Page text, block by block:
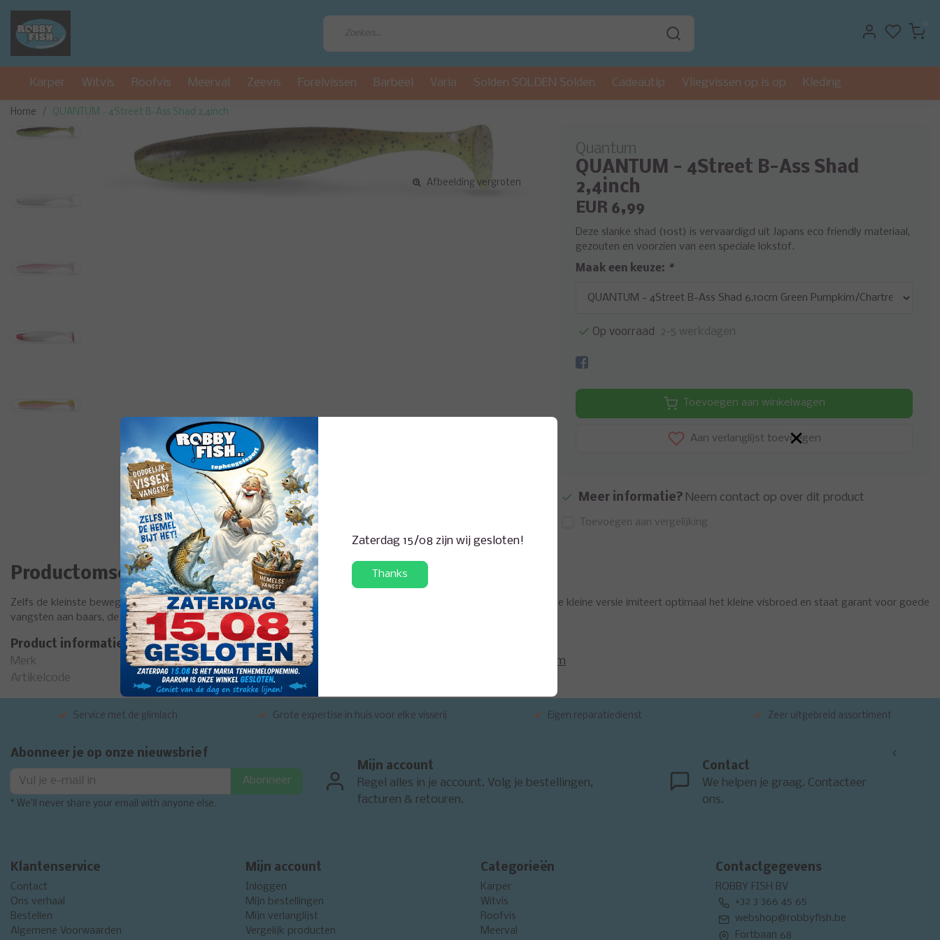
0
Karper Witvis Roofvis Meerval Zeevis Forelvissen Barbeel Varia Solden SOLDEN Solden Cadeautip Vliegvissen op is op Kleding
Home QUANTUM - 4Street B-Ass Shad 2,4inch
Afbeelding vergroten
Quantum
QUANTUM - 4Street B-Ass Shad
2,4inch
EUR 6,99
Deze slanke shad (10st) is vervaardigd uit Japans eco friendly materiaal,
gezouten en voorzien van een speciale lokstof.
Maak een keuze: *
Op voorraad 2-5 werkdagen
Toevoegen aan winkelwagen
Aan verlanglijst toevoegen
Meer informatie? Neem contact op over dit product
Toevoegen aan vergelijking
Productomschrijving
Zelfs de kleinste bewegingen en een geringe hoeveelheid stroming laten dit kunstaas (10st) al verleidelijk bewegen. De kleine versie imiteert optimaal het kleine visbroed en staat garant voor goede
vangsten aan baars, de grotere versie is geschikt voor het vissen op baars en snoekbaars.
Product informatie
Merk
Quantum
Artikelcode
Service met de glimlach Grote expertise in huis voor elke visserij Eigen reparatiedienst Zeer uitgebreid assortiment
Abonneer je op onze nieuwsbrief
Abonneer
* We'll never share your email with anyone else.
Mijn account
Regel alles in je account. Volg je bestellingen,
facturen & retouren.
Contact
We helpen je graag. Contacteer
ons.
<
Klantenservice
Contact
Ons verhaal
Bestellen
Algemene Voorwaarden
Mijn account
Inloggen
Mijn bestellingen
Mijn verlanglijst
Vergelijk producten
Categorieën
Karper
Witvis
Roofvis
Meerval
Contactgegevens
ROBBY FISH BV
+32 3 366 45 65
webshop@robbyfish.be
Fortbaan 68
×
Zaterdag 15/08 zijn wij gesloten!
Thanks